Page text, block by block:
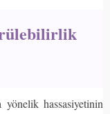
hassasiyetinin